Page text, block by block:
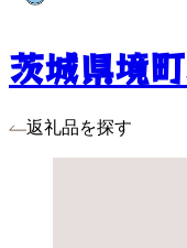
茨城県境
返礼品を探す